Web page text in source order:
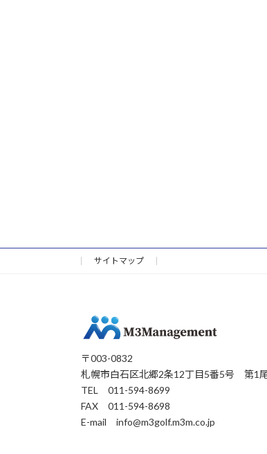
サイトマップ
〒003-0832
札幌市白石区北郷2条12丁目5番5号 第1
TEL 011-594-8699
FAX 011-594-8698
E-mail info@m3golf.m3m.co.jp